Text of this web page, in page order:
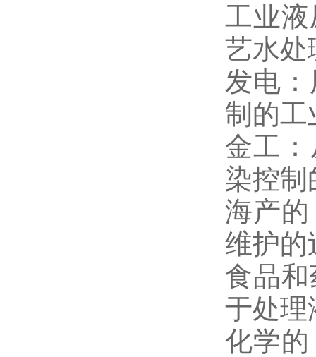
工业
艺水处
发电
制的工
金工
染控制
海产
维护的
食品
于处理
化学